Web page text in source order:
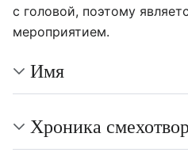
с головой, поэтому
мероприятием.
Имя
Хроника